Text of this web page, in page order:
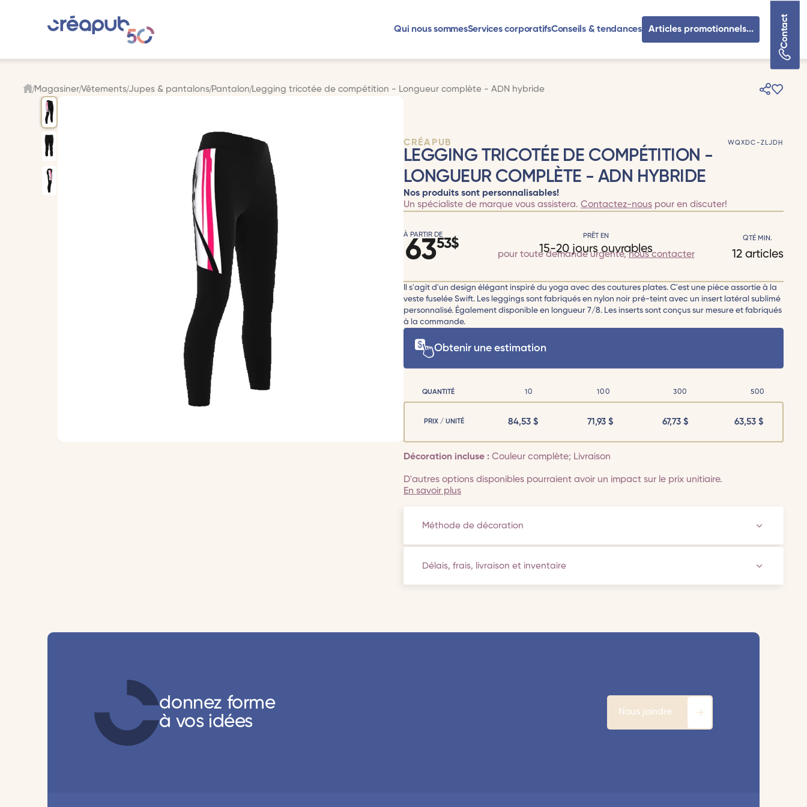
Qui nous sommesServices corporatifsConseils & tendances Contact
Articles promotionnels...
Magasiner Vêtements Jupes & pantalons Pantalon Legging tricotée de compétition - Longueur complète - ADN hybride
CRÉAPUB WQXDC-ZLJDH
LEGGING TRICOTÉE DE COMPÉTITION -
LONGUEUR COMPLÈTE - ADN HYBRIDE
Nos produits sont personnalisables!
Un spécialiste de marque vous assistera. Contactez-nous pour en discuter!
À PARTIR DE
6353$
PRÊT EN
15-20 jours ouvrables
pour toute demande urgente,nous contacter
QTÉ MIN.
12 articles
Il s'agit d'un design élégant inspiré du yoga avec des coutures plates. C'est une pièce assortie à la
veste fuselée Swift. Les leggings sont fabriqués en nylon noir pré-teint avec un insert latéral sublimé
personnalisé. Également disponible en longueur 7/8. Les inserts sont conçus sur mesure et fabriqués
à la commande.
Obtenir une estimation
QUANTITÉ 10 100 300 500
PRIX / UNITÉ 84,53 $ 71,93 $ 67,73 $ 63,53 $
Décoration incluse : Couleur complète; Livraison
D'autres options disponibles pourraient avoir un impact sur le prix unitiaire.
En savoir plus
Méthode de décoration
Délais, frais, livraison et inventaire
donnez forme
à vos idées
Nous joindre